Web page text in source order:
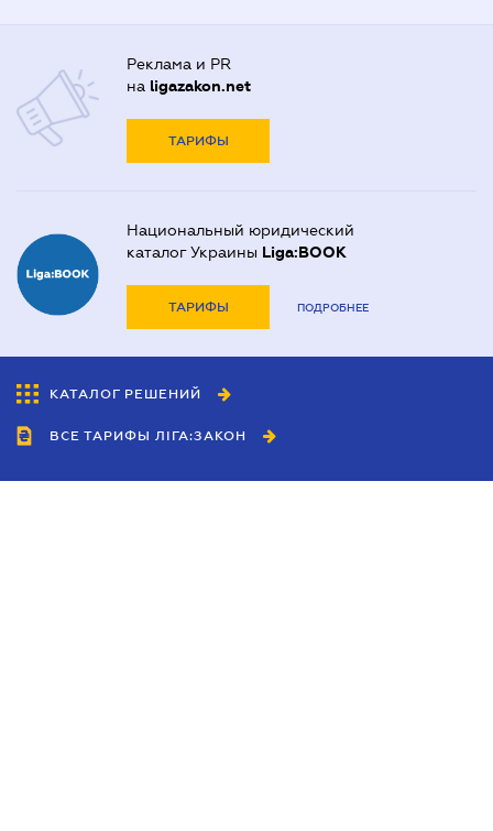
Реклама и PR
на ligazakon.net
ТАРИФЫ
Национальный юридический
каталог Украины Liga:BOOK
ТАРИФЫ ПОДРОБНЕЕ
КАТАЛОГ РЕШЕНИЙ
ВСЕ ТАРИФЫ ЛІГА:ЗАКОН